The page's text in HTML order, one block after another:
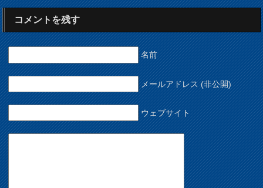
コメントを残す
名前
メールアドレス (非公開)
ウェブサイト